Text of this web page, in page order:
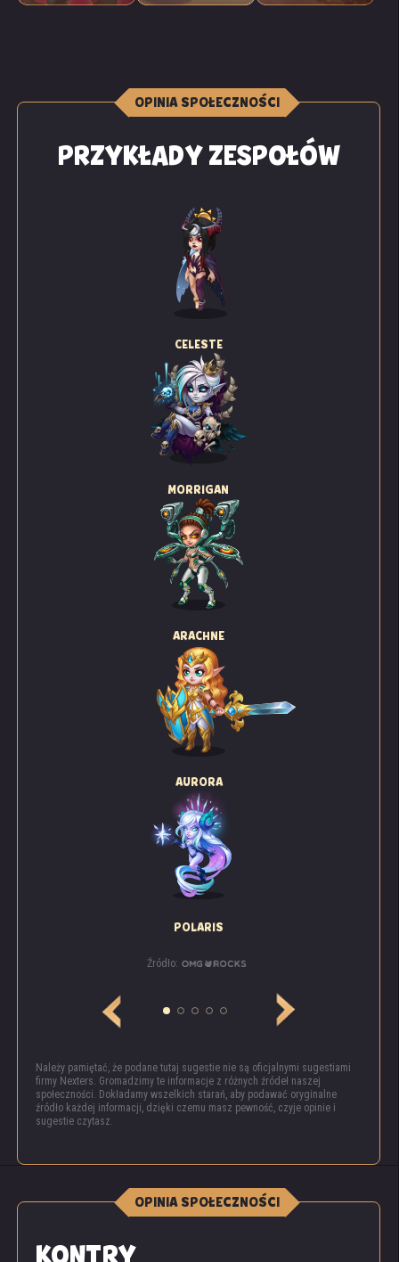
OPINIA SPOŁECZNOŚCI
PRZYKŁADY ZESPOŁÓW
CELESTE
MORRIGAN
ARACHNE
AURORA
POLARIS
Źródło:
Należy pamiętać, że podane tutaj sugestie nie są oficjalnymi sugestiami
firmy Nexters. Gromadzimy te informacje z różnych źródeł naszej
społeczności. Dokładamy wszelkich starań, aby podawać oryginalne
źródło każdej informacji, dzięki czemu masz pewność, czyje opinie i
sugestie czytasz.
OPINIA SPOŁECZNOŚCI